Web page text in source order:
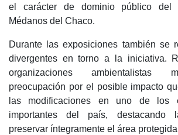
el carácter de dominio público del
Médanos del Chaco.
Durante las exposiciones también se
divergentes en torno a la iniciativa.
organizaciones ambientalistas
preocupación por el posible impacto
las modificaciones en uno de los
importantes del país, destacando
preservar íntegramente el área